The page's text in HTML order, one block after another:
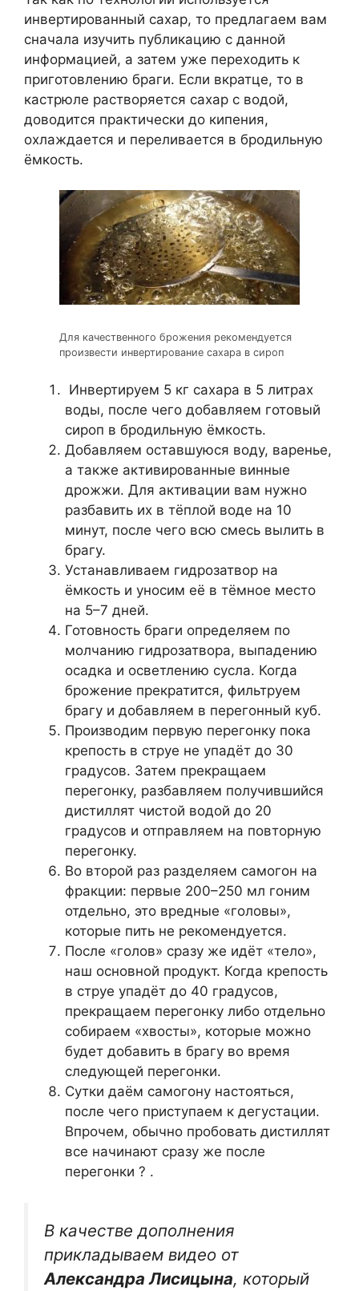
инвертированный сахар, то предлагаем вам
сначала изучить публикацию с данной
информацией, а затем уже переходить к
приготовлению браги. Если вкратце, то в
кастрюле растворяется сахар с водой,
доводится практически до кипения,
охлаждается и переливается в бродильную
ёмкость.
Для качественного брожения рекомендуется
произвести инвертирование сахара в сироп
Инвертируем 5 кг сахара в 5 литрах
воды, после чего добавляем готовый
сироп в бродильную ёмкость.
Добавляем оставшуюся воду, варенье,
а также активированные винные
дрожжи. Для активации вам нужно
разбавить их в тёплой воде на 10
минут, после чего всю смесь вылить в
брагу.
Устанавливаем гидрозатвор на
ёмкость и уносим её в тёмное место
на 5–7 дней.
Готовность браги определяем по
молчанию гидрозатвора, выпадению
осадка и осветлению сусла. Когда
брожение прекратится, фильтруем
брагу и добавляем в перегонный куб.
Производим первую перегонку пока
крепость в струе не упадёт до 30
градусов. Затем прекращаем
перегонку, разбавляем получившийся
дистиллят чистой водой до 20
градусов и отправляем на повторную
перегонку.
Во второй раз разделяем самогон на
фракции: первые 200–250 мл гоним
отдельно, это вредные «головы»,
которые пить не рекомендуется.
После «голов» сразу же идёт «тело»,
наш основной продукт. Когда крепость
в струе упадёт до 40 градусов,
прекращаем перегонку либо отдельно
собираем «хвосты», которые можно
будет добавить в брагу во время
следующей перегонки.
Сутки даём самогону настояться,
после чего приступаем к дегустации.
Впрочем, обычно пробовать дистиллят
все начинают сразу же после
перегонки ? .
В качестве дополнения
прикладываем видео от
Александра Лисицына, который